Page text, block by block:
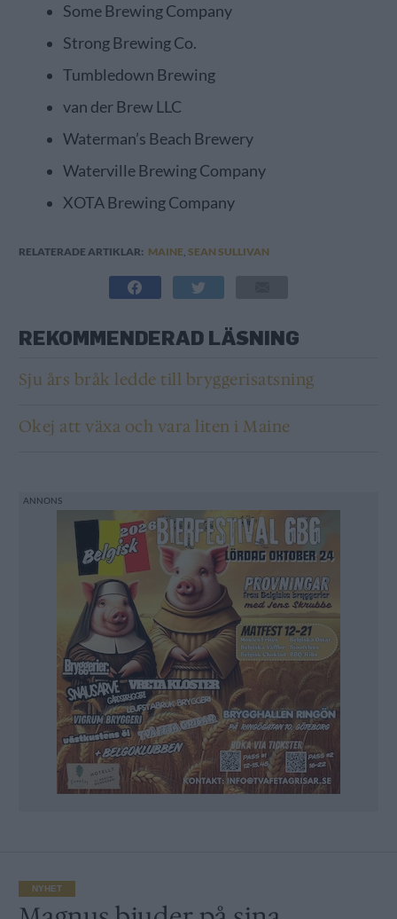
Some Brewing Company
Strong Brewing Co.
Tumbledown Brewing
van der Brew LLC
Waterman’s Beach Brewery
Waterville Brewing Company
XOTA Brewing Company
RELATERADE ARTIKLAR: MAINE SEAN SULLIVAN
REKOMMENDERAD LÄSNING
Sju års bråk ledde till bryggerisatsning
Okej att växa och vara liten i Maine
NYHET